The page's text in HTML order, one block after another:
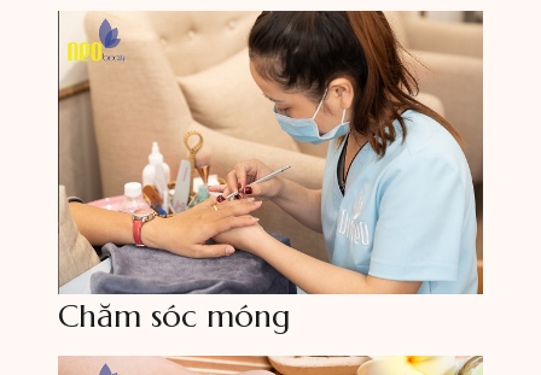
Chăm sóc móng